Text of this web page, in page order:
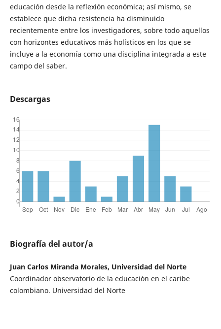
educación desde la reflexión económica; así mismo, se
establece que dicha resistencia ha disminuido
recientemente entre los investigadores, sobre todo aquellos
con horizontes educativos más holísticos en los que se
incluye a la economía como una disciplina integrada a este
campo del saber.
Descargas
Biografía del autor/a
Juan Carlos Miranda Morales, Universidad del Norte
Coordinador observatorio de la educación en el caribe
colombiano. Universidad del Norte